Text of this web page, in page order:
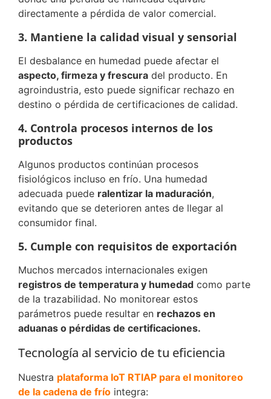
directamente a pérdida de valor comercial.
3. Mantiene la calidad visual y sensorial
El desbalance en humedad puede afectar el
aspecto, firmeza y frescura del producto. En
agroindustria, esto puede significar rechazo en
destino o pérdida de certificaciones de calidad.
4. Controla procesos internos de los
productos
Algunos productos continúan procesos
fisiológicos incluso en frío. Una humedad
adecuada puede ralentizar la maduración,
evitando que se deterioren antes de llegar al
consumidor final.
5. Cumple con requisitos de exportación
Muchos mercados internacionales exigen
registros de temperatura y humedad como parte
de la trazabilidad. No monitorear estos
parámetros puede resultar en rechazos en
aduanas o pérdidas de certificaciones.
Tecnología al servicio de tu eficiencia
Nuestra plataforma IoT RTIAP para el monitoreo
de la cadena de frío integra: